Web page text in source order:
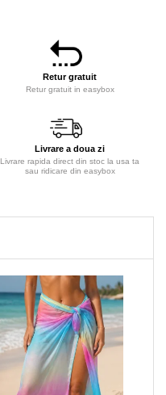
Retur gratuit
Retur gratuit in easybox
Livrare a doua zi
Livrare rapida direct din stoc la usa ta
sau ridicare din easybox